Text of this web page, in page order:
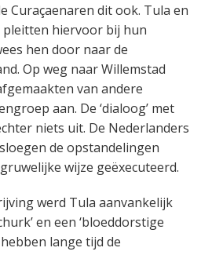
Curaçaenaren dit ook. Tula en
hiervoor bij hun
hen door naar de
Op weg naar Willemstad
van andere
aan. De ‘dialoog’ met
niets uit. De Nederlanders
de opstandelingen
wijze geëxecuteerd.
werd Tula aanvankelijk
en een ‘bloeddorstige
lange tijd de